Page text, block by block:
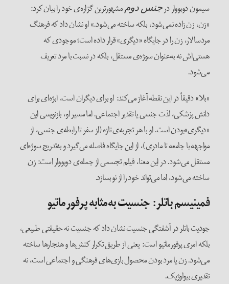
سیمون دوبووار درجنس دوم مشهورترین گزاره‌ی خود را بیان کرد:
«زن، زن زاده نمی‌شود، بلکه ساخته می‌شود.» او نشان داد که فرهنگ
مردسالار، زن را در جایگاه «دیگری» قرار داده است؛ موجودی که
هستی‌اش نه به‌عنوان سوژه‌ی مستقل، بلکه در نسبت با مرد تعریف
می‌شود.
«بلا» دقیقاً در این نقطه آغاز می‌کند: او برای دیگران است، ابژه‌ای برای
دانش پزشکی، لذت جنسی یا تقدیر اجتماعی. اما مسیر او، بازنویسی این
«دیگری»بودن است. او با هر تجربه‌ی تازه (از سفر تا رابطه‌ی جنسی، از
مواجهه با جامعه تا مادری)، از این جایگاه فاصله می‌گیرد و به‌تدریج سوژه‌ای
مستقل می‌شود. در این معنا، فیلم تجسمی از جمله‌ی دوبووار است: زن
ساخته می‌شود، اما می‌تواند خود را از نو بسازد.
فمینیسم باتلر: جنسیت به‌مثابه پرفورماتیو
جودیت باتلر در آشفتگی جنسیت نشان داد که جنسیت نه حقیقتی طبیعی،
بلکه امری پرفورماتیو است: یعنی از طریق تکرار کنش‌ها و هنجارها ساخته
می‌شود. زن یا مرد بودن محصول بازی‌های فرهنگی و اجتماعی است، نه
تقدیری بیولوژیک.